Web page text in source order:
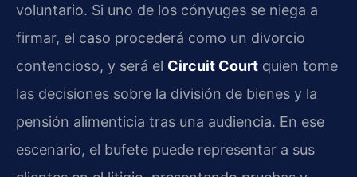
voluntario. Si uno de los cónyuges se niega a
firmar, el caso procederá como un divorcio
contencioso, y será el Circuit Court quien tome
las decisiones sobre la división de bienes y la
pensión alimenticia tras una audiencia. En ese
escenario, el bufete puede representar a sus